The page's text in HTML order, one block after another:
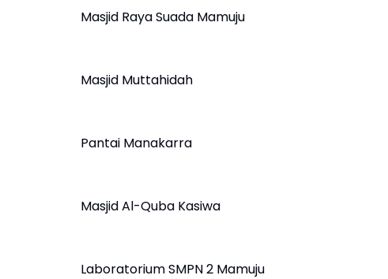
Masjid Raya Suada Mamuju
Masjid Muttahidah
Pantai Manakarra
Masjid Al-Quba Kasiwa
Laboratorium SMPN 2 Mamuju